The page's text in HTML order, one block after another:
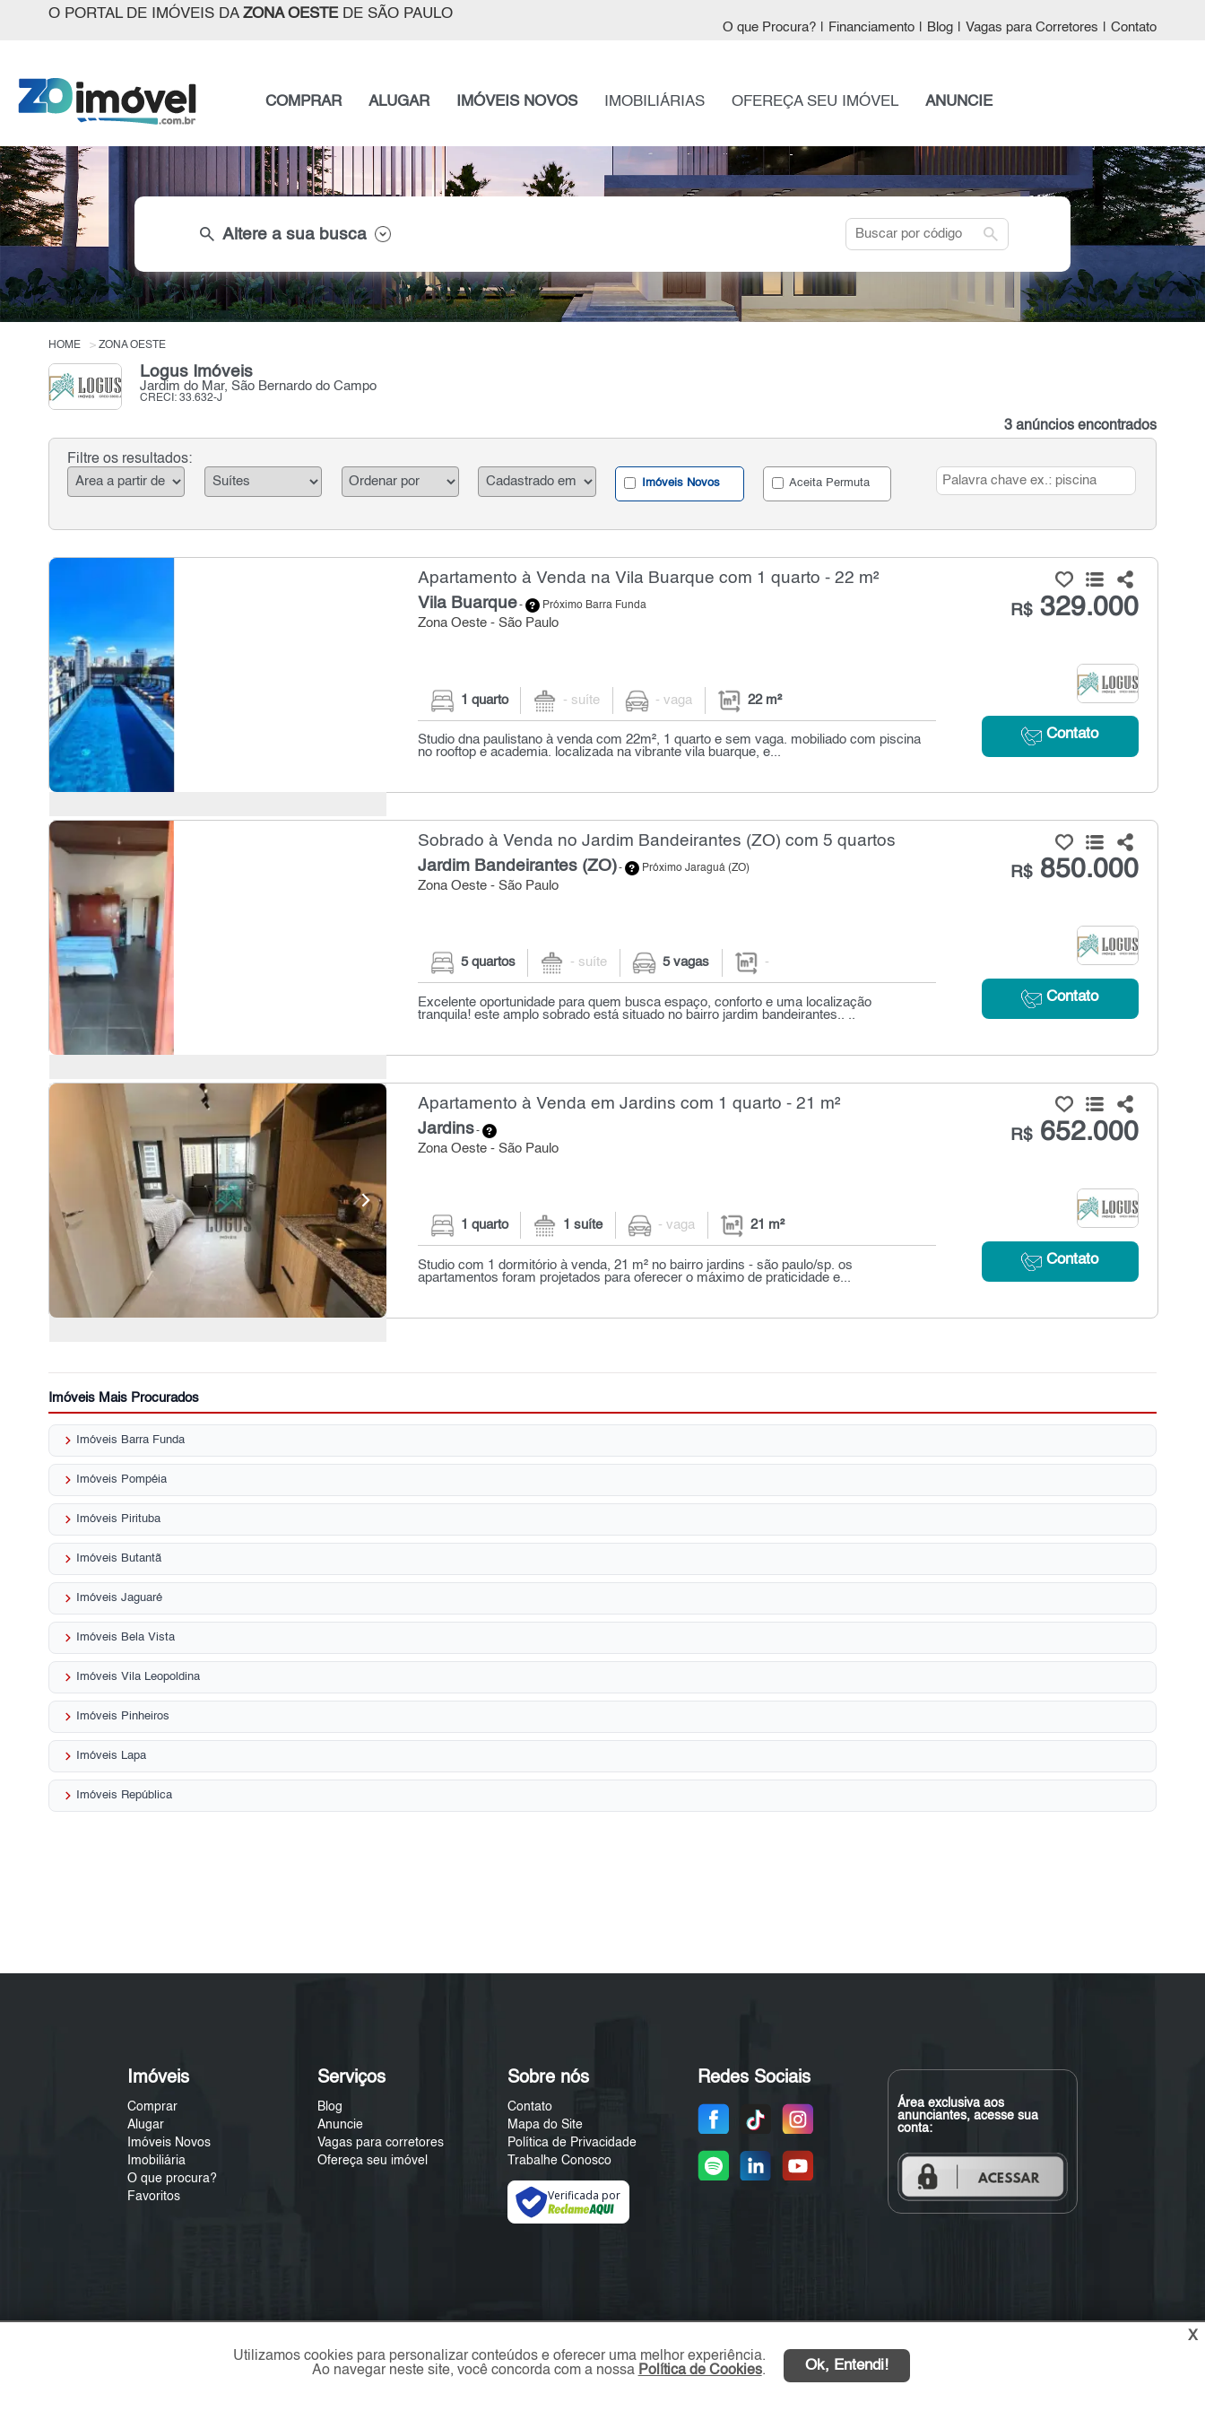
O PORTAL DE IMÓVEIS DA ZONA OESTEDE SÃO PAULO
O que Procura? Financiamento Blog Vagas para Corretores Contato
COMPRAR ALUGAR IMÓVEIS NOVOS IMOBILIÁRIAS OFEREÇA SEU IMÓVEL ANUNCIE
search Altere a sua busca search
HOME ZONA OESTE
Logus Imóveis
Jardim do Mar, São Bernardo do Campo
CRECI: 33.632-J
3 anúncios encontrados
Filtre os resultados:
Imóveis Novos Aceita Permuta
Apartamento à Venda na Vila Buarque com 1 quarto - 22 m²
Vila Buarque- Próximo Barra Funda
Zona Oeste - São Paulo
R$329.000
Contato
1 quarto - suíte - vaga 22 m²
Studio dna paulistano à venda com 22m², 1 quarto e sem vaga. mobiliado com piscina
no rooftop e academia. localizada na vibrante vila buarque, e...
Sobrado à Venda no Jardim Bandeirantes (ZO) com 5 quartos
Jardim Bandeirantes (ZO)- Próximo Jaraguá (ZO)
Zona Oeste - São Paulo
R$850.000
Contato
5 quartos - suíte 5 vagas -
Excelente oportunidade para quem busca espaço, conforto e uma localização
tranquila! este amplo sobrado está situado no bairro jardim bandeirantes.. ..
Apartamento à Venda em Jardins com 1 quarto - 21 m²
Jardins-
Zona Oeste - São Paulo
R$652.000
Contato
1 quarto 1 suíte - vaga 21 m²
Studio com 1 dormitório à venda, 21 m² no bairro jardins - são paulo/sp. os
apartamentos foram projetados para oferecer o máximo de praticidade e...
Imóveis Mais Procurados
keyboard_arrow_right Imóveis Barra Funda
keyboard_arrow_right Imóveis Pompéia
keyboard_arrow_right Imóveis Pirituba
keyboard_arrow_right Imóveis Butantã
keyboard_arrow_right Imóveis Jaguaré
keyboard_arrow_right Imóveis Bela Vista
keyboard_arrow_right Imóveis Vila Leopoldina
keyboard_arrow_right Imóveis Pinheiros
keyboard_arrow_right Imóveis Lapa
keyboard_arrow_right Imóveis República
Imóveis
Comprar
Alugar
Imóveis Novos
Imobiliária
O que procura?
Favoritos
Serviços
Blog
Anuncie
Vagas para corretores
Ofereça seu imóvel
Sobre nós
Contato
Mapa do Site
Política de Privacidade
Trabalhe Conosco
Verificada por
Redes Sociais
Área exclusiva aos
anunciantes, acesse sua
conta:
X
Utilizamos cookies para personalizar conteúdos e oferecer uma melhor experiência.
Ao navegar neste site, você concorda com a nossa Política de Cookies. Ok, Entendi!